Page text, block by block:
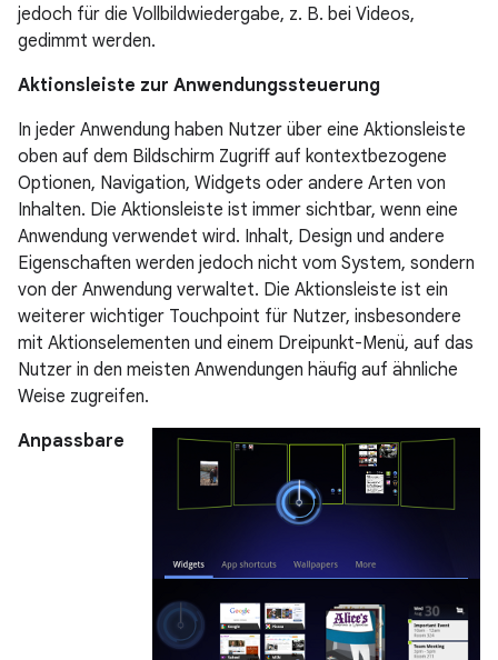
jedoch für die Vollbildwiedergabe, z. B. bei Videos,
gedimmt werden.
Aktionsleiste zur Anwendungssteuerung
In jeder Anwendung haben Nutzer über eine Aktionsleiste
oben auf dem Bildschirm Zugriff auf kontextbezogene
Optionen, Navigation, Widgets oder andere Arten von
Inhalten. Die Aktionsleiste ist immer sichtbar, wenn eine
Anwendung verwendet wird. Inhalt, Design und andere
Eigenschaften werden jedoch nicht vom System, sondern
von der Anwendung verwaltet. Die Aktionsleiste ist ein
weiterer wichtiger Touchpoint für Nutzer, insbesondere
mit Aktionselementen und einem Dreipunkt-Menü, auf das
Nutzer in den meisten Anwendungen häufig auf ähnliche
Weise zugreifen.
Anpassbare